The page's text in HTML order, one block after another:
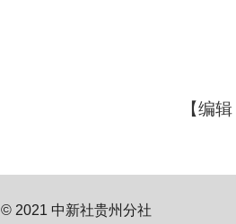
【编
© 2021 中新社贵州分社